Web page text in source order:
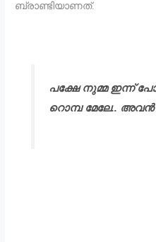
ബ്രാണ്ടിയാണത്.
പക്ഷേ നുമ്മ ഇന്ന്
റൊമ്പ മേലേ.. അവൻ